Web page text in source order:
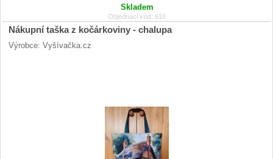
Skladem
Objednací kód: 618
Nákupní taška z kočárkoviny - chalupa
Výrobce: Vyšívačka.cz